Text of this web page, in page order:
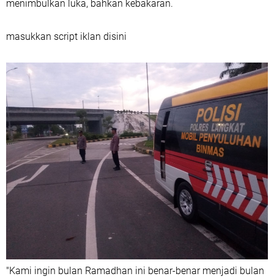
menimbulkan luka, bahkan kebakaran.
masukkan script iklan disini
"Kami ingin bulan Ramadhan ini benar-benar menjadi bulan